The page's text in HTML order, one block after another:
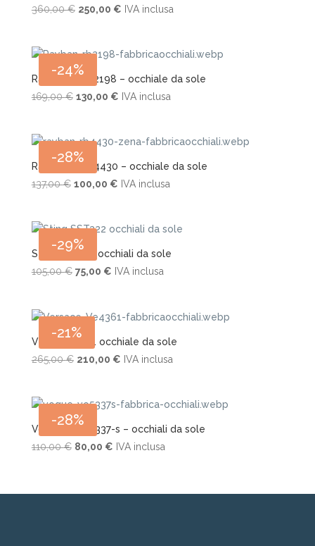
360,00€ Il
era:
360,00 €.
250,00 €Il
è:
250,00 €.
IVA inclusa
-24%
Rayban – Rb 2198 – occhiale da sole
169,00€ Il
era:
169,00 €.
130,00 €Il
è:
130,00 €.
IVA inclusa
-28%
Rayban – Rb 4430 – occhiale da sole
137,00€ Il
era:
137,00 €.
100,00 €Il
è:
100,00 €.
IVA inclusa
-29%
Sting SST322 occhiali da sole
105,00€ Il
era:
105,00 €.
75,00 €Il
è:
75,00 €.
IVA inclusa
-21%
Versace 4361 occhiale da sole
265,00€ Il
era:
265,00 €.
210,00 €Il
è:
210,00 €.
IVA inclusa
-28%
Vogue – Vo 5337-s – occhiali da sole
110,00€ Il
era:
80,00 €Il
è:
IVA inclusa